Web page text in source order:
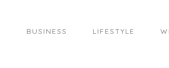
BUSINESS LIFESTYLE